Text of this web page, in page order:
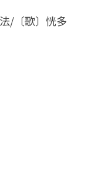
/〔歌〕恍多